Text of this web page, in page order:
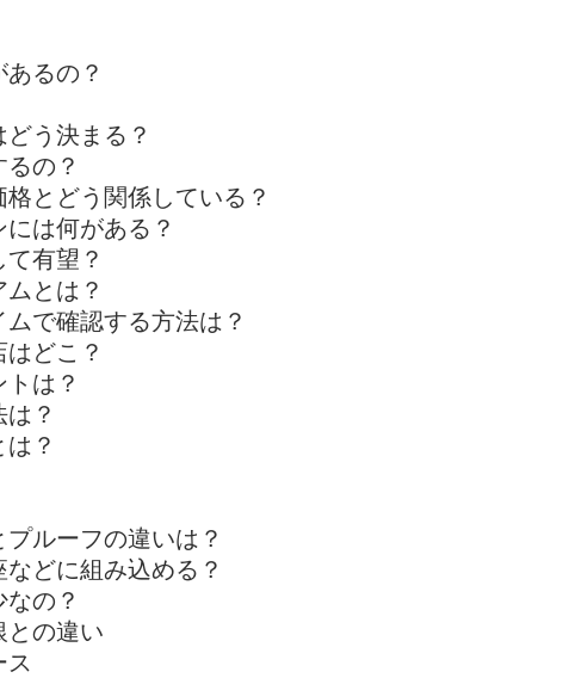
るの？
う決まる？
の？
とどう関係している？
は何がある？
有望？
とは？
で確認する方法は？
どこ？
は？
？
？
ルーフの違いは？
どに組み込める？
の？
との違い
ス